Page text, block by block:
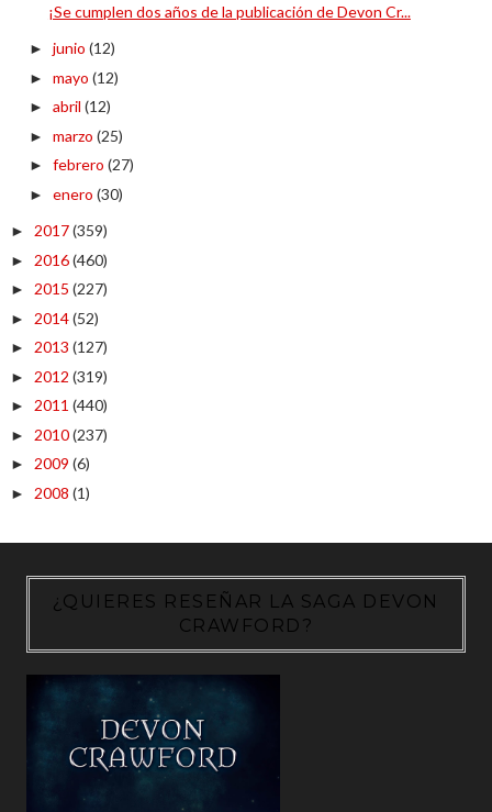
¡Se cumplen dos años de la publicación de Devon Cr...
► junio (12)
► mayo (12)
► abril (12)
► marzo (25)
► febrero (27)
► enero (30)
► 2017(359)
► 2016(460)
► 2015 (227)
► 2014(52)
► 2013 (127)
► 2012 (319)
► 2011 (440)
► 2010(237)
► 2009 (6)
► 2008 (1)
¿QUIERES RESEÑAR LA SAGA DEVON
CRAWFORD?